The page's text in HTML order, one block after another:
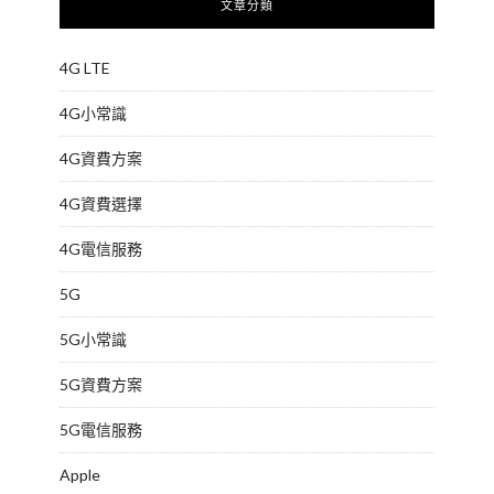
文章分類
4G LTE
4G小常識
4G資費方案
4G資費選擇
4G電信服務
5G
5G小常識
5G資費方案
5G電信服務
Apple